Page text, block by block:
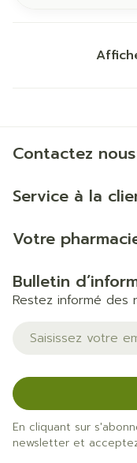
Contactez nous
Service à la
Votre
Bulletin
Restez informé des
Adresse mail
En cliquant sur
newsletter et